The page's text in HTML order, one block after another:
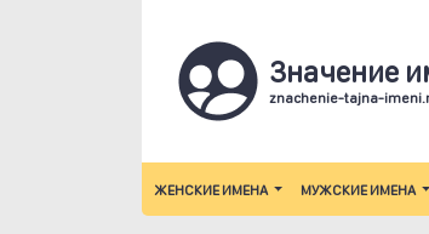
Значение
znachenie-tajna-
ЖЕНСКИЕ ИМЕНА МУЖСКИЕ ИМЕНА